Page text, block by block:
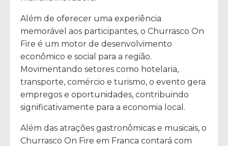
Além de oferecer uma experiência
memorável aos participantes, o Churrasco On
Fire é um motor de desenvolvimento
econômico e social para a região.
Movimentando setores como hotelaria,
transporte, comércio e turismo, o evento gera
empregos e oportunidades, contribuindo
significativamente para a economia local.
Além das atrações gastronômicas e musicais, o
Churrasco On Fire em Franca contará com